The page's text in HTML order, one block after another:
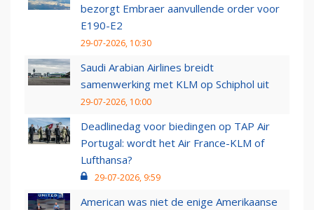
bezorgt Embraer aanvullende order voor
E190-E2
29-07-2026, 10:30
Saudi Arabian Airlines breidt
samenwerking met KLM op Schiphol uit
29-07-2026, 10:00
Deadlinedag voor biedingen op TAP Air
Portugal: wordt het Air France-KLM of
Lufthansa?
29-07-2026, 9:59
American was niet de enige Amerikaanse